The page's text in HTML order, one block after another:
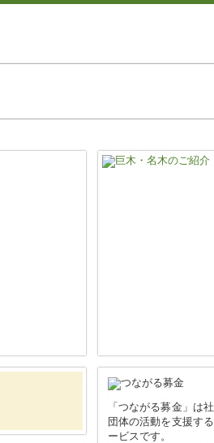
「つながる募金」は
団体の活動を支援す
ービスです。